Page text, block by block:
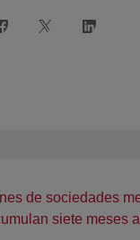
de sociedades
siete meses